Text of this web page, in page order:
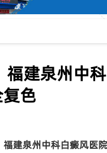
福建泉州中
色
建泉州中科白癜风医